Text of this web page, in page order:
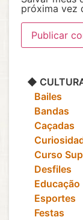
próxima vez
◆
‎ ‎ ‎ Bailes
‎ ‎ ‎ Bandas
‎ ‎ ‎ Caçadas
Curso
‎ ‎ ‎ Desfiles
‎ ‎ ‎ Educação
‎ ‎ ‎ Esportes
‎ ‎ ‎ Festas